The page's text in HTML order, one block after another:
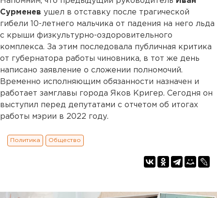
Сурменев ушел в отставку после трагической
гибели 10-летнего мальчика от падения на него льда
с крыши физкультурно-оздоровительного
комплекса. За этим последовала публичная критика
от губернатора работы чиновника, в тот же день
написано заявление о сложении полномочий.
Временно исполняющим обязанности назначен и
работает замглавы города Яков Кригер. Сегодня он
выступил перед депутатами с отчетом об итогах
работы мэрии в 2022 году.
Политика Общество